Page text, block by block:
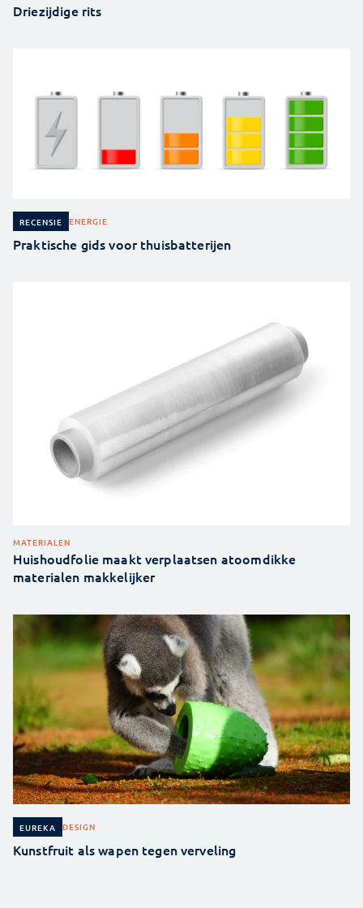
Driezijdige rits
RECENSIE ENERGIE
Praktische gids voor thuisbatterijen
MATERIALEN
Huishoudfolie maakt verplaatsen atoomdikke
materialen makkelijker
EUREKA DESIGN
Kunstfruit als wapen tegen verveling